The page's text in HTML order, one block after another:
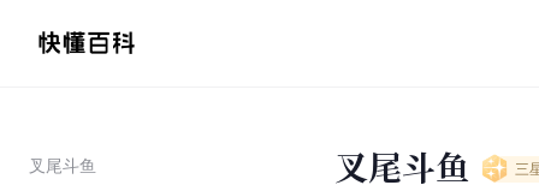
叉尾斗鱼
叉尾斗鱼 三